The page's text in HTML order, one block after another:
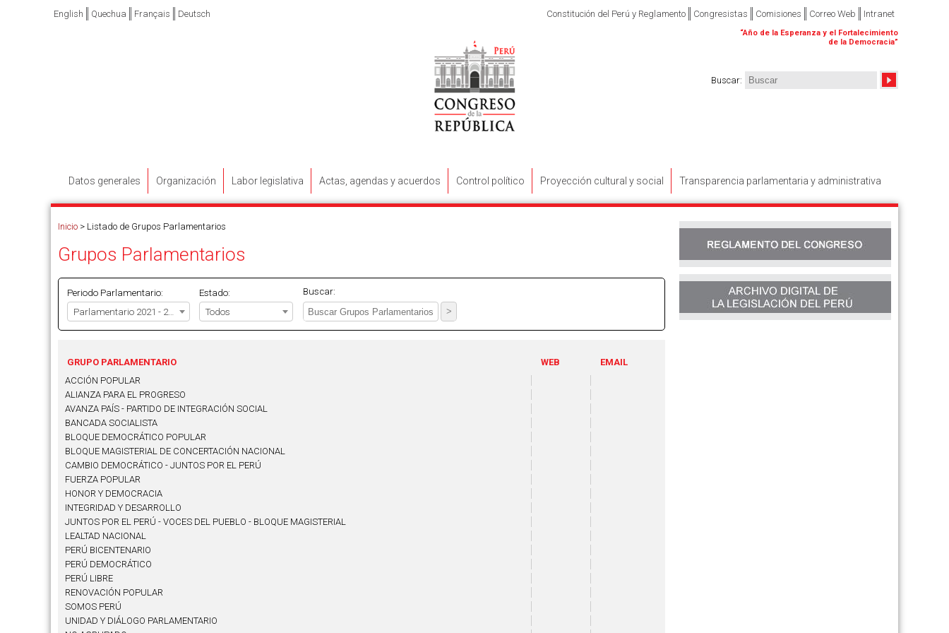
Constitución del Perú y Reglamento Congresistas Comisiones Correo Web Intranet
English Quechua Français Deutsch
“Año de la Esperanza y el Fortalecimiento
de la Democracia”
Buscar:
Datos generales Organización Labor legislativa Actas, agendas y acuerdos Control político Proyección cultural y social Transparencia parlamentaria y administrativa
Inicio > Listado de Grupos Parlamentarios
Grupos Parlamentarios
Periodo Parlamentario:
Parlamentario 2021 - 2026
Estado:
Todos
Buscar:
GRUPO PARLAMENTARIO WEB
EMAIL
ACCIÓN POPULAR
ALIANZA PARA EL PROGRESO
AVANZA PAÍS - PARTIDO DE INTEGRACIÓN SOCIAL
BANCADA SOCIALISTA
BLOQUE DEMOCRÁTICO POPULAR
BLOQUE MAGISTERIAL DE CONCERTACIÓN NACIONAL
CAMBIO DEMOCRÁTICO - JUNTOS POR EL PERÚ
FUERZA POPULAR
HONOR Y DEMOCRACIA
INTEGRIDAD Y DESARROLLO
JUNTOS POR EL PERÚ - VOCES DEL PUEBLO - BLOQUE MAGISTERIAL
LEALTAD NACIONAL
PERÚ BICENTENARIO
PERÚ DEMOCRÁTICO
PERÚ LIBRE
RENOVACIÓN POPULAR
SOMOS PERÚ
UNIDAD Y DIÁLOGO PARLAMENTARIO